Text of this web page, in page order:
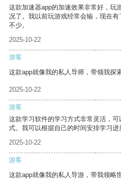
这款加速器app的加速效果非常好，玩
况了。我以前玩游戏经常会输，现在
不少。
2025-10-22
游客
这款app就像我的私人导师，带领我探
2025-10-22
游客
这款学习软件的学习方式非常灵活，
式。我可以根据自己的时间安排学习进
2025-10-22
游客
这款app就像我的私人导游，带我领略